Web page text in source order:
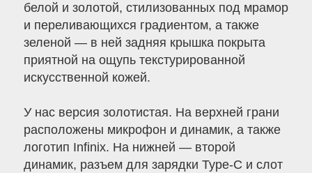
белой и золотой, стилизованных под мрамор
и переливающихся градиентом, а также
зеленой — в ней задняя крышка покрыта
приятной на ощупь текстурированной
искусственной кожей.
У нас версия золотистая. На верхней грани
расположены микрофон и динамик, а также
логотип Infinix. На нижней — второй
динамик, разъем для зарядки Type-C и слот